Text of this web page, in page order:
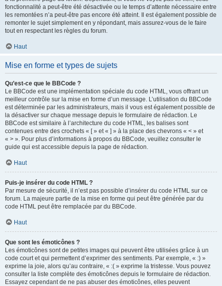
fonctionnalité a peut-être été désactivée ou le temps d’attente nécessaire entre
les remontées n’a peut-être pas encore été atteint. Il est également possible de
remonter le sujet simplement en y répondant, mais assurez-vous de le faire
tout en respectant les règles du forum.
Haut
Mise en forme et types de sujets
Qu’est-ce que le BBCode ?
Le BBCode est une implémentation spéciale du code HTML, vous offrant un
meilleur contrôle sur la mise en forme d’un message. L’utilisation du BBCode
est déterminée par les administrateurs, mais il vous est également possible de
la désactiver sur chaque message depuis le formulaire de rédaction. Le
BBCode est similaire à l’architecture du code HTML, les balises sont
contenues entre des crochets « [ » et « ] » à la place des chevrons « < » et
« > ». Pour plus d’informations à propos du BBCode, veuillez consulter le
guide qui est accessible depuis la page de rédaction.
Haut
Puis-je insérer du code HTML ?
Par mesure de sécurité, il n’est pas possible d’insérer du code HTML sur ce
forum. La majeure partie de la mise en forme qui peut être générée par du
code HTML peut être remplacée par du BBCode.
Haut
Que sont les émoticônes ?
Les émoticônes sont de petites images qui peuvent être utilisées grâce à un
code court et qui permettent d’exprimer des sentiments. Par exemple, « :) »
exprime la joie, alors qu’au contraire, « :( » exprime la tristesse. Vous pouvez
consulter la liste complète des émoticônes depuis le formulaire de rédaction.
Essayez cependant de ne pas abuser des émoticônes, elles peuvent